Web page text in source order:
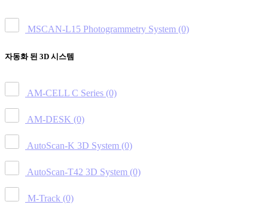
MSCAN-L15 Photogrammetry System (0)
자동화 된 3D 시스템
AM-CELL C Series (0)
AM-DESK (0)
AutoScan-K 3D System (0)
AutoScan-T42 3D System (0)
M-Track (0)